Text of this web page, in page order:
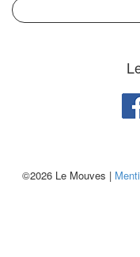
©2026 Le Mouves |